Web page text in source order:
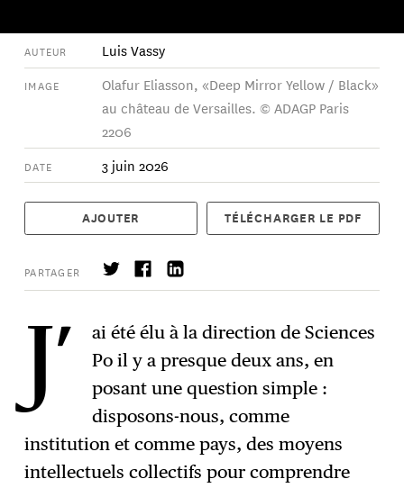
AUTEUR Luis Vassy
IMAGE
Olafur Eliasson, «Deep Mirror Yellow / Black»
au château de Versailles. © ADAGP Paris
2206
DATE 3 juin 2026
AJOUTER TÉLÉCHARGER LE PDF
PARTAGER
S'abonner
J’
ai été élu à la direction de Sciences
Po il y a presque deux ans, en
posant une question simple :
disposons-nous, comme
institution et comme pays, des moyens
intellectuels collectifs pour comprendre